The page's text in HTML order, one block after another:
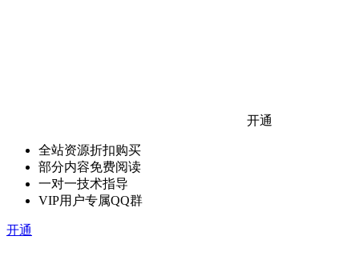
开通
全站资源折扣购买
部分内容免费阅读
一对一技术指导
VIP用户专属QQ群
开通